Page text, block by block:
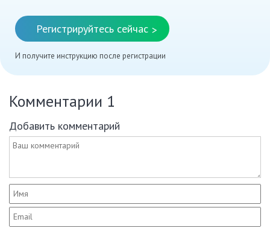
Регистрируйтесь сейчас >
И получите инструкцию после регистрации
Комментарии 1
Добавить комментарий